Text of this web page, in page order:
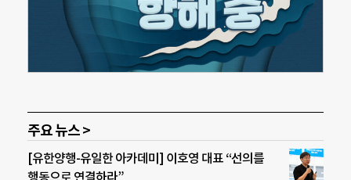
주요 뉴스 >
[유한양행-유일한 아카데미] 이호영 대표 “선의를
행동으로 연결하라”